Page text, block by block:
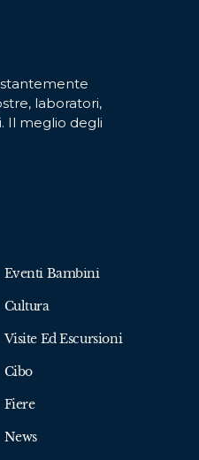
laboratori,
Il meglio degli
Eventi Bambini
Cultura
Visite Ed Escursioni
Cibo
Fiere
News